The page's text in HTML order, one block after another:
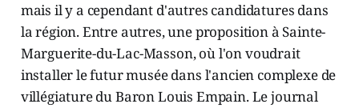
mais il y a cependant d'autres candidatures dans
la région. Entre autres, une proposition à Sainte-
Marguerite-du-Lac-Masson, où l'on voudrait
installer le futur musée dans l'ancien complexe de
villégiature du Baron Louis Empain. Le journal